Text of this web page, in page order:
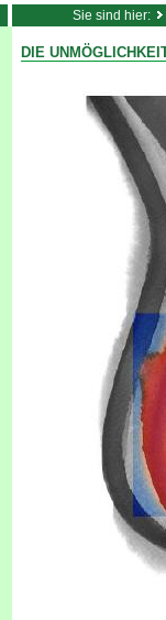
Sie sind hier:
DIE